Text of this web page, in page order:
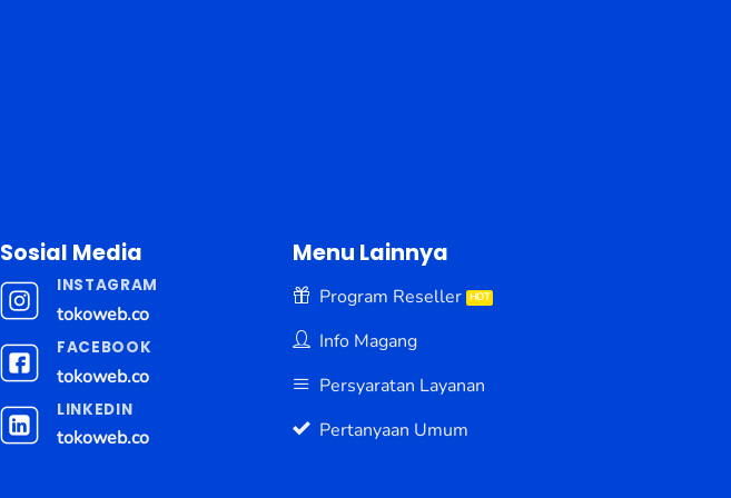
Sosial Media
INSTAGRAM
tokoweb.co
FACEBOOK
tokoweb.co
LINKEDIN
tokoweb.co
Menu Lainnya
Program Reseller
Info Magang
Persyaratan Layanan
Pertanyaan Umum